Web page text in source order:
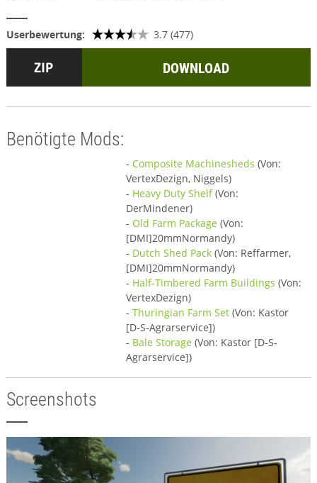
Userbewertung: 3.7 (477)
DOWNLOAD
Benötigte Mods:
- Composite Machinesheds (Von:
VertexDezign, Niggels)
- Heavy Duty Shelf(Von:
DerMindener)
- Old Farm Package (Von:
[DMI]20mmNormandy)
- Dutch Shed Pack(Von: Reffarmer,
[DMI]20mmNormandy)
- Half-Timbered Farm Buildings (Von:
VertexDezign)
- Thuringian Farm Set(Von: Kastor
[D-S-Agrarservice])
- Bale Storage (Von: Kastor [D-S-
Agrarservice])
Screenshots